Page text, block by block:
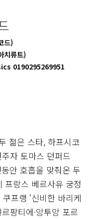
드)
치류트)
0190295269951
젊은 스타, 하프시코
자 토마스 던퍼드
안 호흡을 맞춰온 두
프랑스 베르사유 궁정
프랭 ‘신비한 바리케
팡티에·앙투앙 포르